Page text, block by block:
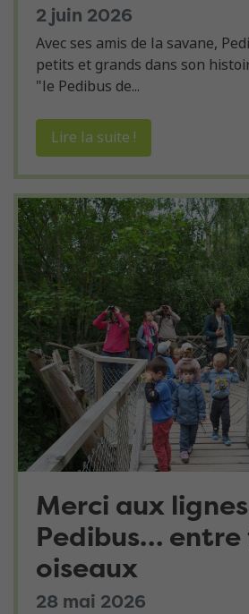
2 juin 2026
Avec ses amis de la savane,
petits et grands dans son
"le Pedibus de...
Lire la suite !
Merci aux lignes
Pedibus…
oiseaux
28 mai 2026